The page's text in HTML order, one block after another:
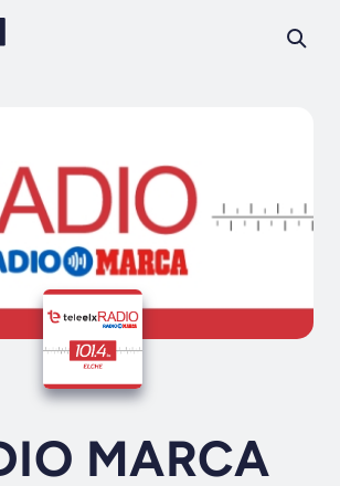
MARCA